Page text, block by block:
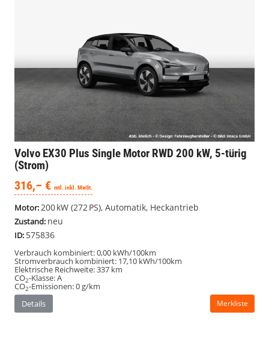
Volvo EX30 Plus Single Motor RWD 200 kW, 5-türig
(Strom)
316,– € mtl. inkl. MwSt.
Motor:200 kW (272 PS), Automatik, Heckantrieb
Zustand: neu
ID: 575836
Verbrauch kombiniert:0,00 kWh/100km
Stromverbrauch kombiniert: 17,10 kWh/100km
Elektrische Reichweite:337 km
CO2-Klasse:A
CO2-Emissionen:0 g/km
Details
Merkliste